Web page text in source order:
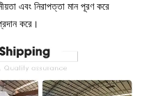
এবং নিরাপত্তা মান পূরণ করে
করে।